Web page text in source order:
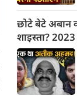
छोटे बेटे अबान
शाइस्ता?
की पत्नी